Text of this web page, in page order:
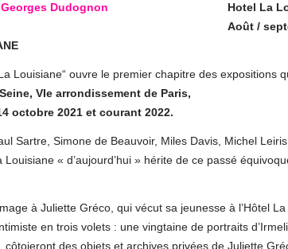
Hotel La
Août /
Louisiane“ ouvre le premier chapitre des expositions
VIe arrondissement de Paris,
octobre 2021 et courant 2022.
Sartre, Simone de Beauvoir, Miles Davis, Michel
« d’aujourd’hui » hérite de ce passé
à Juliette Gréco, qui vécut sa jeunesse à l’Hôtel
en trois volets : une vingtaine de portraits
côtoieront des objets et archives privées de Juliette